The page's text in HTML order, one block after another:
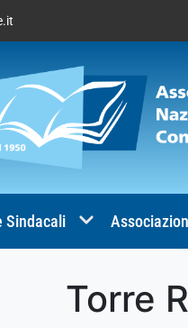
Sindacali
Torre